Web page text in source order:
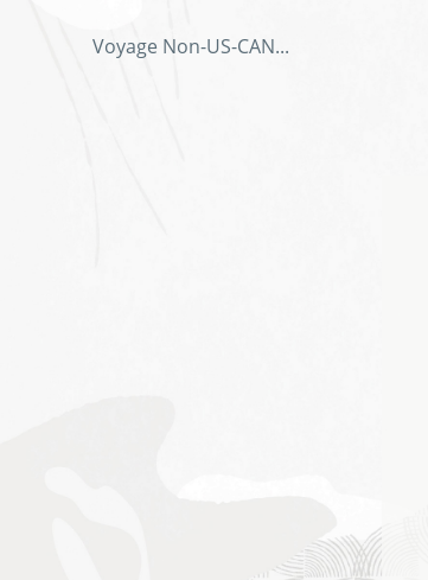
Voyage Non-US-CAN...